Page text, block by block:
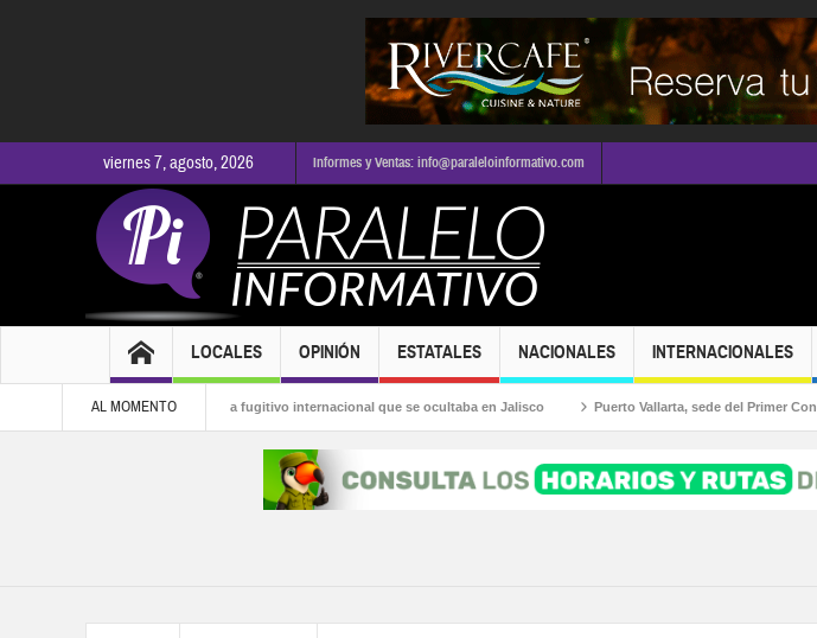
viernes 7, agosto, 2026 Informes y Ventas: info@paraleloinformativo.com
LOCALES OPINIÓN ESTATALES NACIONALES INTERNACIONALES
AL MOMENTO
Capturan a fugitivo internacional que se ocultaba en Jalisco Puerto Vallarta, sede del Primer